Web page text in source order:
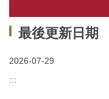
資訊分類清單
最後更新日期
2026-07-29
:::